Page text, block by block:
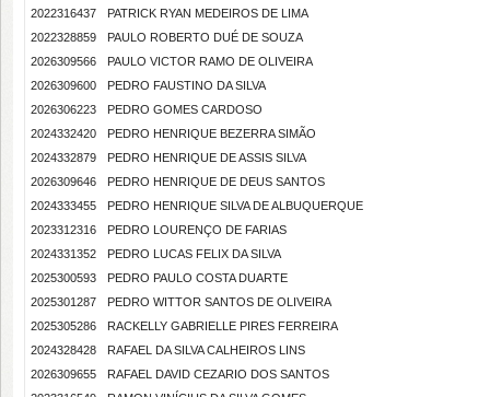
2022316437
PATRICK RYAN MEDEIROS DE LIMA
2022328859
PAULO ROBERTO DUÉ DE SOUZA
2026309566
PAULO VICTOR RAMO DE OLIVEIRA
2026309600
PEDRO FAUSTINO DA SILVA
2026306223
PEDRO GOMES CARDOSO
2024332420
PEDRO HENRIQUE BEZERRA SIMÃO
2024332879
PEDRO HENRIQUE DE ASSIS SILVA
2026309646
PEDRO HENRIQUE DE DEUS SANTOS
2024333455
PEDRO HENRIQUE SILVA DE ALBUQUERQUE
2023312316
PEDRO LOURENÇO DE FARIAS
2024331352
PEDRO LUCAS FELIX DA SILVA
2025300593
PEDRO PAULO COSTA DUARTE
2025301287
PEDRO WITTOR SANTOS DE OLIVEIRA
2025305286
RACKELLY GABRIELLE PIRES FERREIRA
2024328428
RAFAEL DA SILVA CALHEIROS LINS
2026309655
RAFAEL DAVID CEZARIO DOS SANTOS